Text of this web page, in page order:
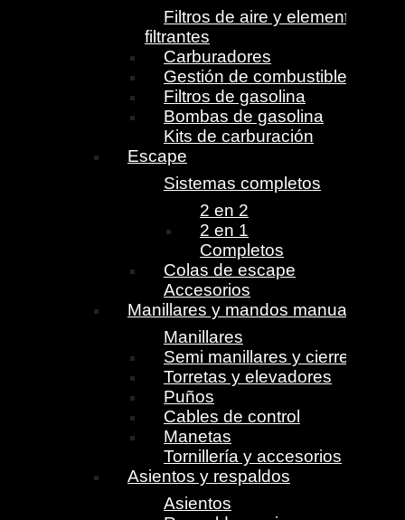
Filtros de aire y elementos
filtrantes
Carburadores
Gestión de combustible
Filtros de gasolina
Bombas de gasolina
Kits de carburación
Escape
Sistemas completos
2 en 2
2 en 1
Completos
Colas de escape
Accesorios
Manillares y mandos manuales
Manillares
Semi manillares y cierres
Torretas y elevadores
Puños
Cables de control
Manetas
Tornillería y accesorios
Asientos y respaldos
Asientos